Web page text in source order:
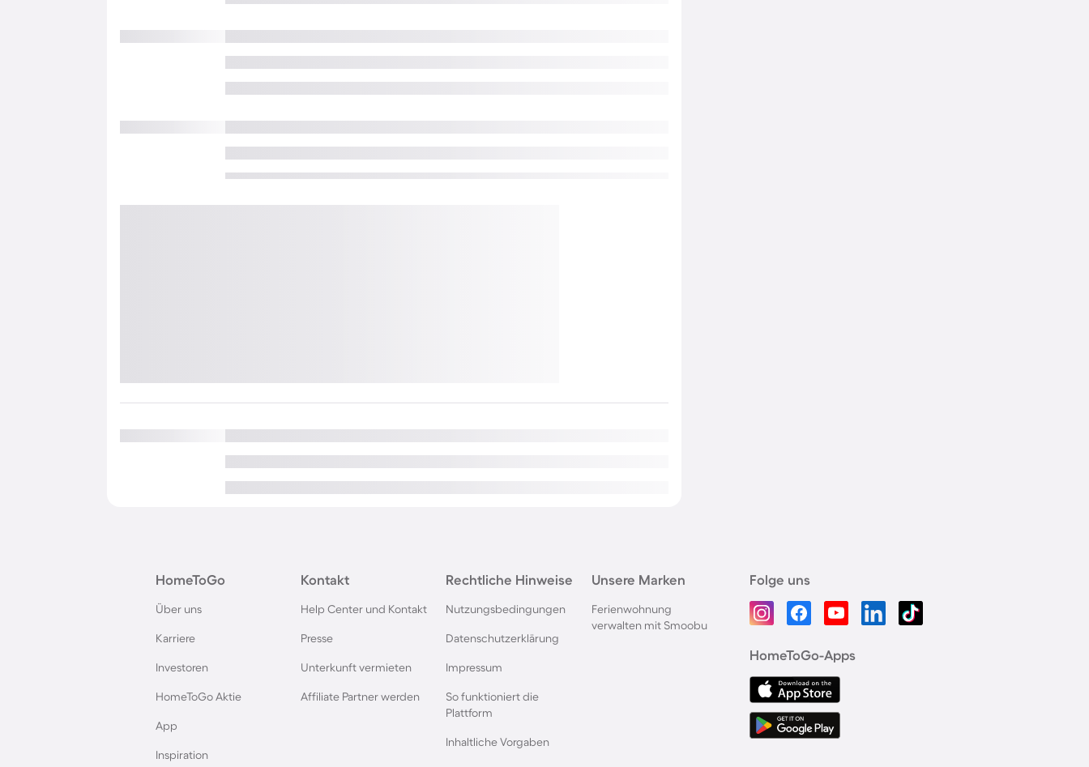
HomeToGo
Über uns
Karriere
Investoren
HomeToGo Aktie
App
Inspiration
Kontakt
Help Center und Kontakt
Presse
Unterkunft vermieten
Affiliate Partner werden
Rechtliche Hinweise
Nutzungsbedingungen
Datenschutzerklärung
Impressum
So funktioniert die
Plattform
Inhaltliche Vorgaben
Unsere Marken
Ferienwohnung
verwalten mit Smoobu
Folge uns
HomeToGo-Apps